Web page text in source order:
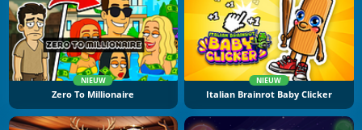
NIEUW
Zero To Millionaire
NIEUW
Italian Brainrot Baby Clicker